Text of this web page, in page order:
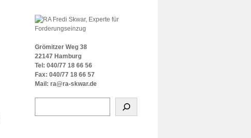
Grömitzer Weg 38
22147 Hamburg
Tel: 040/77 18 66 56
Fax: 040/77 18 66 57
Mail: ra@ra-skwar.de